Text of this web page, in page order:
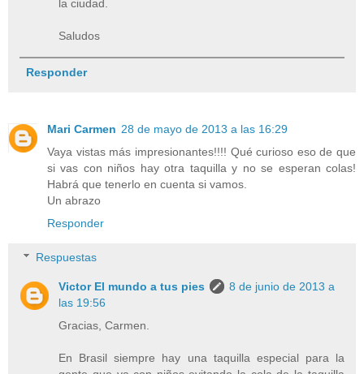
la ciudad.
Saludos
Responder
Mari Carmen 28 de mayo de 2013 a las 16:29
Vaya vistas más impresionantes!!!! Qué curioso eso de que
si vas con niños hay otra taquilla y no se esperan colas!
Habrá que tenerlo en cuenta si vamos.
Un abrazo
Responder
Respuestas
Victor El mundo a tus pies
8 de junio de 2013 a
las 19:56
Gracias, Carmen.
En Brasil siempre hay una taquilla especial para la